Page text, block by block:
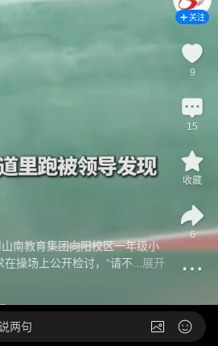
南教育集团向阳校区一年级小
操场上公开检讨，“请不... 展开
关注
9
15
收藏
6
两句